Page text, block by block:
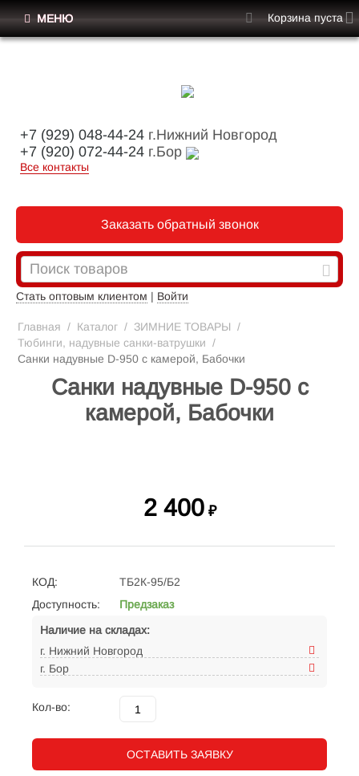
+7 (929) 048-44-24 г.Нижний Новгород
+7 (920) 072-44-24 г.Бор
Все контакты
Заказать обратный звонок
Стать оптовым клиентом | Войти
МЕНЮ Корзина пуста
Главная / Каталог / ЗИМНИЕ ТОВАРЫ /
Тюбинги, надувные санки-ватрушки /
Санки надувные D-950 с камерой, Бабочки
Санки надувные D-950 с
камерой, Бабочки
2 400 ₽
КОД:
ТБ2К-95/Б2
Доступность:
Предзаказ
Наличие на складах:
г. Нижний Новгород
г. Бор
Кол-во:
ОСТАВИТЬ ЗАЯВКУ